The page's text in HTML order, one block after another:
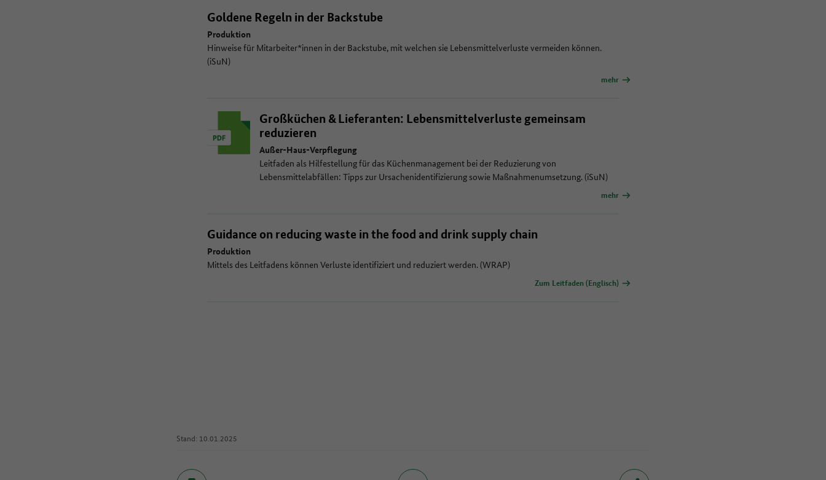
Goldene Regeln in der Backstube
Produktion
Hinweise für Mitarbeiter*innen in der Backstube, mit welchen sie Lebensmittelverluste vermeiden können.
(iSuN)
mehr
Großküchen & Lieferanten: Lebensmittelverluste gemeinsam
reduzieren
Außer-Haus-Verpflegung
Leitfaden als Hilfestellung für das Küchenmanagement bei der Reduzierung von
Lebensmittelabfällen: Tipps zur Ursachenidentifizierung sowie Maßnahmenumsetzung. (iSuN)
mehr
Guidance on reducing waste in the food and drink supply chain
Produktion
Mittels des Leitfadens können Verluste identifiziert und reduziert werden. (WRAP)
Zum Leitfaden (Englisch)
Stand: 10.01.2025